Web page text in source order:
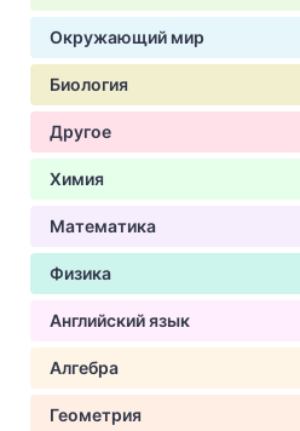
Окружающий мир
Биология
Другое
Химия
Математика
Физика
Английский язык
Алгебра
Геометрия